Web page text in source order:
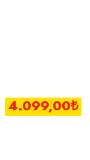
4.099,00₺